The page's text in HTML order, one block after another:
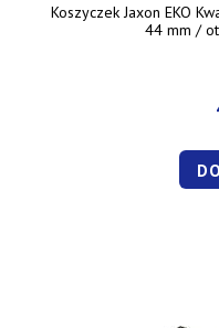
Koszyczek Jaxon EKO
44 mm /